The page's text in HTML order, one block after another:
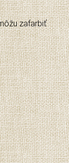
zafarbiť